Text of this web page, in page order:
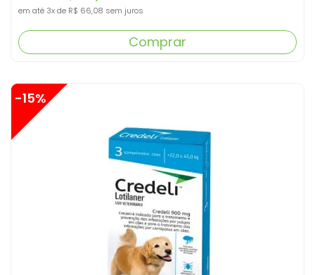
em até 3x de R$ 66,08 sem juros
Comprar
-15%